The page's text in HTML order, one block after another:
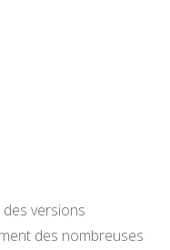
versions
des nombreuses